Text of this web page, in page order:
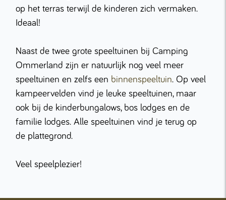
op het terras terwijl de kinderen zich vermaken.
Ideaal!
Naast de twee grote speeltuinen bij Camping
Ommerland zijn er natuurlijk nog veel meer
speeltuinen en zelfs een binnenspeeltuin. Op veel
kampeervelden vind je leuke speeltuinen, maar
ook bij de kinderbungalows, bos lodges en de
familie lodges. Alle speeltuinen vind je terug op
de plattegrond.
Veel speelplezier!